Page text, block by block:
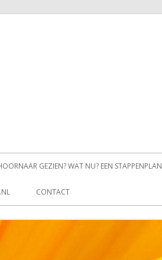
GEZIEN? WAT NU? EEN
CONTACT